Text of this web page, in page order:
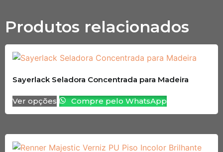
Produtos relacionados
Sayerlack Seladora Concentrada para Madeira
Ver opções Compre pelo WhatsApp